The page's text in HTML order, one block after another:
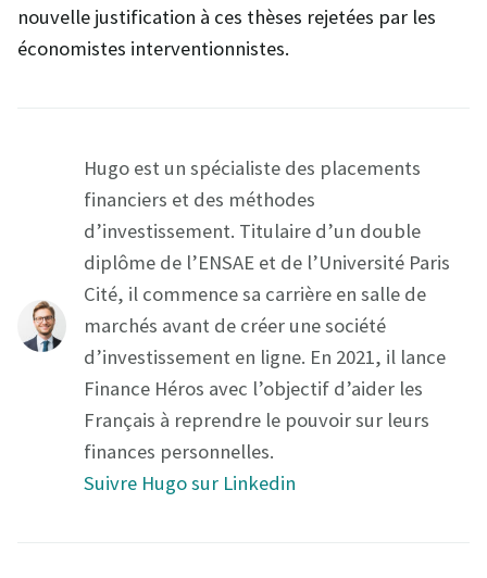
nouvelle justification à ces thèses rejetées par les
économistes interventionnistes.
Hugo est un spécialiste des placements
financiers et des méthodes
d’investissement. Titulaire d’un double
diplôme de l’ENSAE et de l’Université Paris
Cité, il commence sa carrière en salle de
marchés avant de créer une société
d’investissement en ligne. En 2021, il lance
Finance Héros avec l’objectif d’aider les
Français à reprendre le pouvoir sur leurs
finances personnelles.
Suivre Hugo sur Linkedin